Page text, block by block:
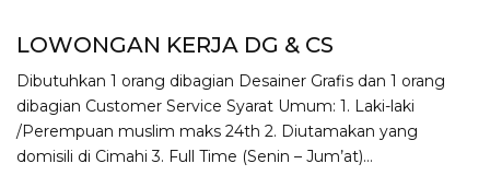
LOWONGAN KERJA DG & CS
Dibutuhkan 1 orang dibagian Desainer Grafis dan 1 orang
dibagian Customer Service Syarat Umum: 1. Laki-laki
/Perempuan muslim maks 24th 2. Diutamakan yang
domisili di Cimahi 3. Full Time (Senin – Jum’at)…